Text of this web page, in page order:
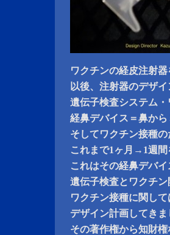
ワクチンの経皮注射
以後、注射器のデザ
遺伝子検査システム
経鼻デバイス＝鼻か
そしてワクチン接種
これまで1ヶ月→1週間
これはその経鼻デバ
遺伝子検査とワクチ
ワクチン接種に関し
デザイン計画してき
その著作権から知財